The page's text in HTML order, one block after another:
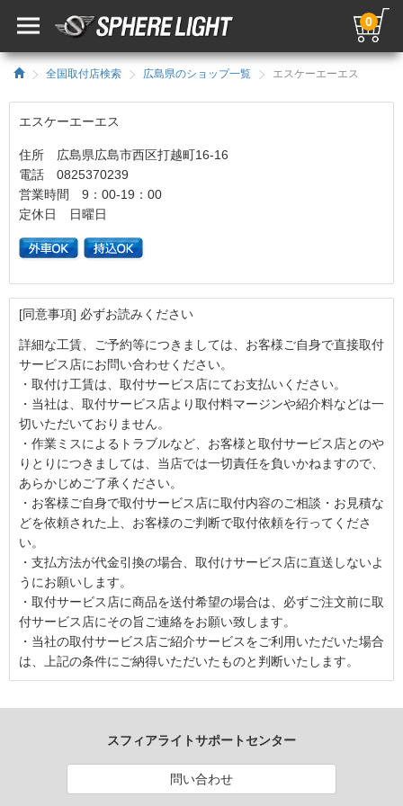
0
全国取付店検索 広島県のショップ一覧 エスケーエーエス
エスケーエーエス
住所 広島県広島市西区打越町16-16
電話 0825370239
営業時間 9：00-19：00
定休日 日曜日
[同意事項] 必ずお読みください
詳細な工賃、ご予約等につきましては、お客様ご自身で直接取付
サービス店にお問い合わせください。
・取付け工賃は、取付サービス店にてお支払いください。
・当社は、取付サービス店より取付料マージンや紹介料などは一
切いただいておりません。
・作業ミスによるトラブルなど、お客様と取付サービス店とのや
りとりにつきましては、当店では一切責任を負いかねますので、
あらかじめご了承ください。
・お客様ご自身で取付サービス店に取付内容のご相談・お見積な
どを依頼された上、お客様のご判断で取付依頼を行ってくださ
い。
・支払方法が代金引換の場合、取付けサービス店に直送しないよ
うにお願いします。
・取付サービス店に商品を送付希望の場合は、必ずご注文前に取
付サービス店にその旨ご連絡をお願い致します。
・当社の取付サービス店ご紹介サービスをご利用いただいた場合
は、上記の条件にご納得いただいたものと判断いたします。
スフィアライトサポートセンター
問い合わせ